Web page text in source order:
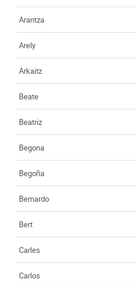
Arantza
Arely
Arkaitz
Beate
Beatriz
Begona
Begoña
Bernardo
Bert
Carles
Carlos